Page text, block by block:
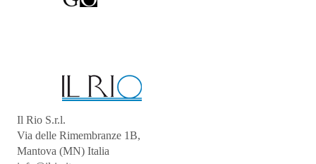
Il Rio S.r.l.
Via delle Rimembranze 1B,
Mantova (MN) Italia